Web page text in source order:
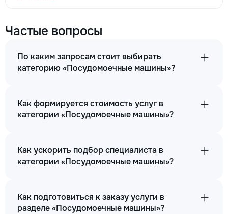
Частые вопросы
По каким запросам стоит выбирать
категорию «Посудомоечные машины»?
Как формируется стоимость услуг в
категории «Посудомоечные машины»?
Как ускорить подбор специалиста в
категории «Посудомоечные машины»?
Как подготовиться к заказу услуги в
разделе «Посудомоечные машины»?